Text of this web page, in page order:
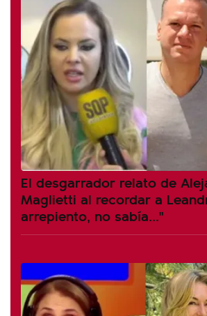
El desgarrador relato de
Maglietti al recordar a
arrepiento, no sabía..."